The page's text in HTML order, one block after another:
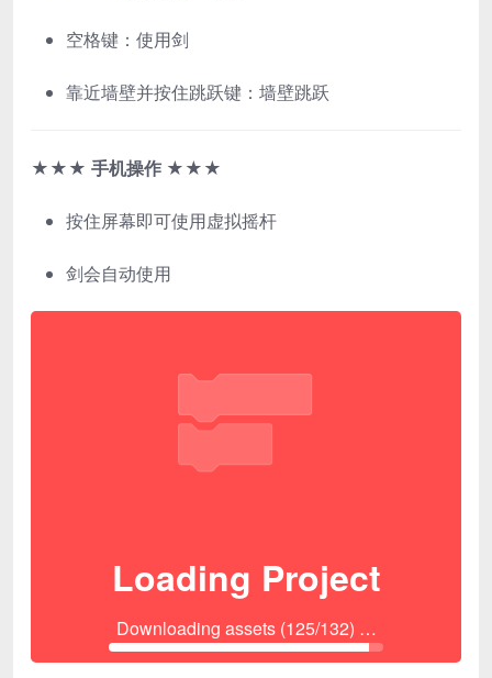
空格键：使用剑
靠近墙壁并按住跳跃键：墙壁跳跃
★★★ 手机操作 ★★★
按住屏幕即可使用虚拟摇杆
剑会自动使用